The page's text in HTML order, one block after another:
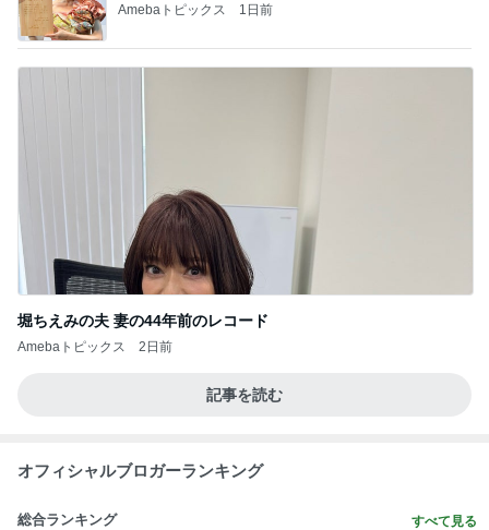
Amebaトピックス 1日前
堀ちえみの夫 妻の44年前のレコード
Amebaトピックス 2日前
記事を読む
オフィシャルブロガーランキング
総合ランキング すべて見る